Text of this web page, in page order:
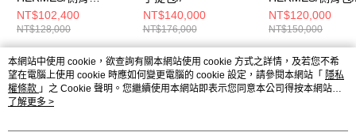
包//LINDY34
NT$102,400
NT$128,000
NT$140,000
NT$176,000
刻
NT$120,000
NT$150,000
熱門標籤
本網站中使用 cookie，欲查詢有關本網站使用 cookie 方式之詳情，及若您不希
望在電腦上使用 cookie 時應如何變更電腦的 cookie 設定，請參閱本網站「 隱私
權條款 」之 Cookie 聲明。您繼續使用本網站即表示您同意本公司得按本網站使
用條款之 Cookie 聲明使用 cookie。
了解更多 >